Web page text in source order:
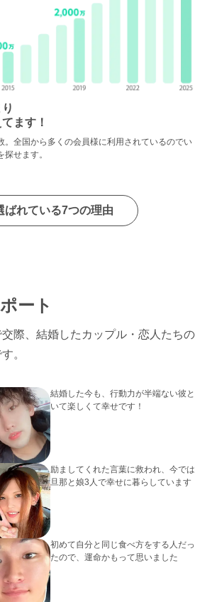
ます！
。全国から多くの会員様に利用されているのでい
せます。
ばれている7つの理由
ート
際、結婚したカップル・恋人たちの
。
結婚した今も、行動力が半端ない彼と
いて楽しくて幸せです！
励ましてくれた言葉に救われ、今では
旦那と娘3人で幸せに暮らしています
初めて自分と同じ食べ方をする人だっ
たので、運命かもって思いました